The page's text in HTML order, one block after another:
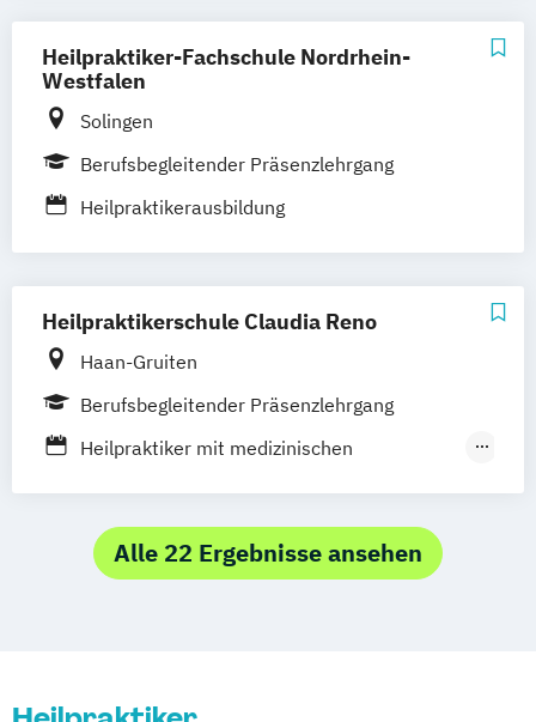
Heilpraktiker-Fachschule Nordrhein-
Westfalen
Solingen
Berufsbegleitender Präsenzlehrgang
Heilpraktikerausbildung
Heilpraktikerschule Claudia Reno
Haan-Gruiten
Berufsbegleitender Präsenzlehrgang
Heilpraktiker mit medizinischen
Kenntnisse
Alle 22 Ergebnisse ansehen